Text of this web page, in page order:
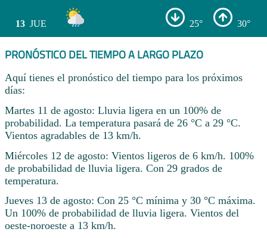
13 JUE 25° 30°
PRONÓSTICO DEL TIEMPO A LARGO PLAZO
Aquí tienes el pronóstico del tiempo para los próximos
días:
Martes 11 de agosto: Lluvia ligera en un 100% de
probabilidad. La temperatura pasará de 26 °C a 29 °C.
Vientos agradables de 13 km/h.
Miércoles 12 de agosto: Vientos ligeros de 6 km/h. 100%
de probabilidad de lluvia ligera. Con 29 grados de
temperatura.
Jueves 13 de agosto: Con 25 °C mínima y 30 °C máxima.
Un 100% de probabilidad de lluvia ligera. Vientos del
oeste-noroeste a 13 km/h.